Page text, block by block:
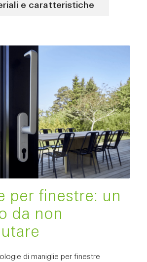
e caratteristiche
per finestre: un
da non
di maniglie per finestre